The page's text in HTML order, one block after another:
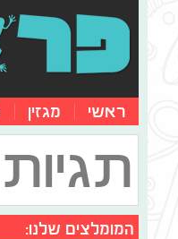
ראשי מגזין
תגיות
המומלצים שלנו: